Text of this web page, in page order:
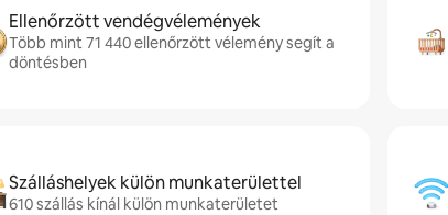
Ellenőrzött vendégvélemények
Több mint 71 440 ellenőrzött vélemény segít a
döntésben
Szálláshelyek külön munkaterülettel
610 szállás kínál külön munkaterületet